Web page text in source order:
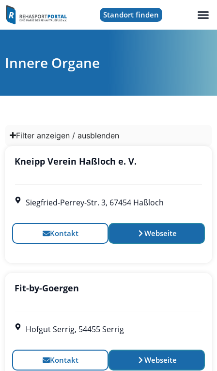
Standort finden
Innere Organe
Filter anzeigen / ausblenden
Kneipp Verein Haßloch e. V.
Siegfried-Perrey-Str. 3, 67454 Haßloch
Kontakt Webseite
Fit-by-Goergen
Hofgut Serrig, 54455 Serrig
Kontakt Webseite